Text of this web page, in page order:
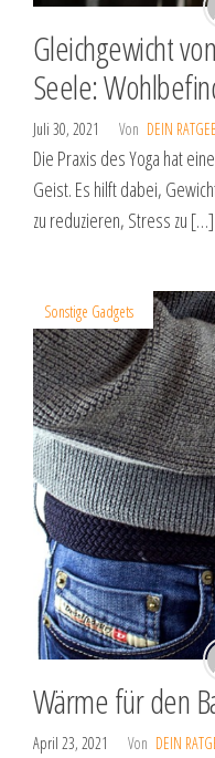
Gleichgewicht
Seele:
Juli 30, 2021 Von DEIN
Die Praxis des Yoga hat
Geist. Es hilft dabei,
zu reduzieren, Stress zu […]
Sonstige Gadgets
Wärme für den
April 23, 2021 Von DEIN